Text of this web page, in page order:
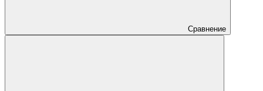
Сравнение